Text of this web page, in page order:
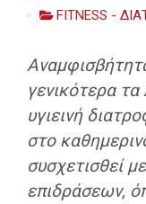
FITNESS -
γενικότερα
υγιεινή
στο
συσχετισθεί
επιδράσεων,